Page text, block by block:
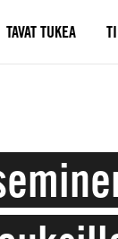
TAVAT TUKEA